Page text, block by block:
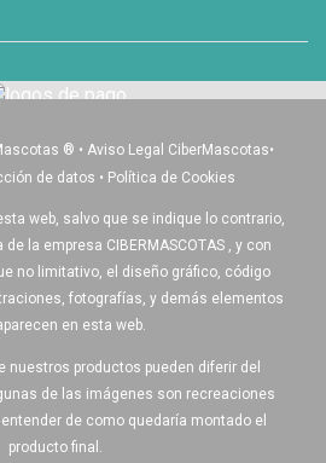
® • Aviso Legal CiberMascotas•
de datos • Política de Cookies
web, salvo que se indique lo contrario,
la empresa CIBERMASCOTAS , y con
no limitativo, el diseño gráfico, código
fotografías, y demás elementos
en esta web.
nuestros productos pueden diferir del
de las imágenes son recreaciones
de como quedaría montado el
producto final.